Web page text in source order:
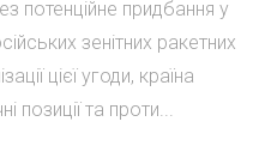
потенційне придбання у
зенітних ракетних
цієї угоди, країна
позиції та проти...